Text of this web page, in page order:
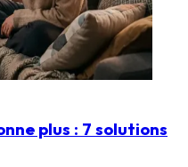
plus : 7 solutions